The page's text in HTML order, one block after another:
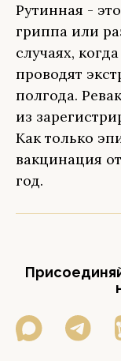
Рутинная -
гриппа или
случаях,
проводят
полгода.
из
Как только
вакцинация
год.